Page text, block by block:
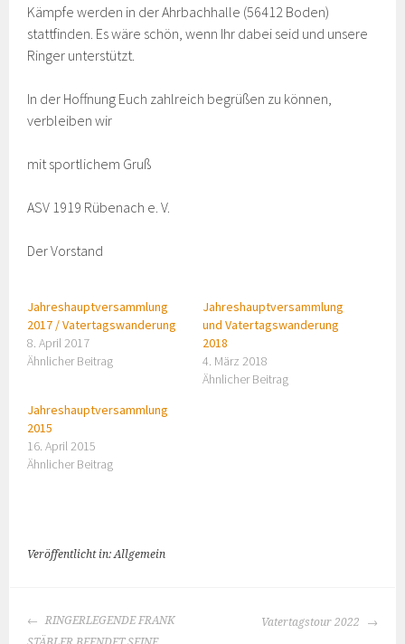
Kämpfe werden in der Ahrbachhalle (56412 Boden)
stattfinden. Es wäre schön, wenn Ihr dabei seid und unsere
Ringer unterstützt.
In der Hoffnung Euch zahlreich begrüßen zu können,
verbleiben wir
mit sportlichem Gruß
ASV 1919 Rübenach e. V.
Der Vorstand
Jahreshauptversammlung
2017 / Vatertagswanderung
8. April 2017
Ähnlicher Beitrag
Jahreshauptversammlung
und Vatertagswanderung
2018
4. März 2018
Ähnlicher Beitrag
Jahreshauptversammlung
2015
16. April 2015
Ähnlicher Beitrag
Veröffentlicht in: Allgemein
BEITRAGS-
RINGERLEGENDE FRANK
Vatertagstour 2022